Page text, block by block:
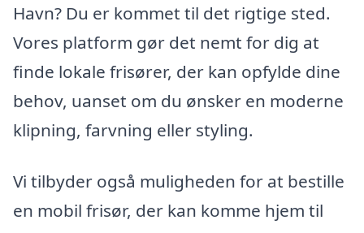
Havn? Du er kommet til det rigtige sted.
Vores platform gør det nemt for dig at
finde lokale frisører, der kan opfylde dine
behov, uanset om du ønsker en moderne
klipning, farvning eller styling.
Vi tilbyder også muligheden for at bestille
en mobil frisør, der kan komme hjem til